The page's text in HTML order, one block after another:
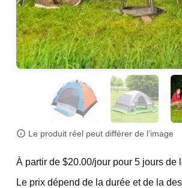
Le produit réel peut différer de l’image
À partir de $20.00/jour pour 5 jours de
Le prix dépend de la durée et de la